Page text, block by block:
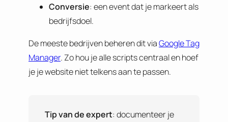
Conversie: een event dat je markeert als
bedrijfsdoel.
De meeste bedrijven beheren dit viaGoogle Tag
Manager. Zo hou je alle scripts centraal en hoef
je je website niet telkens aan te passen.
Tip van de expert: documenteer je